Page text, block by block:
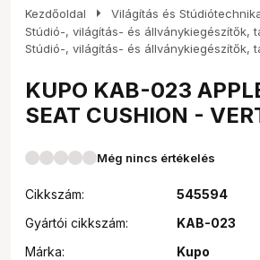
Kezdőoldal arrow_right Világítás és
Stúdió-, világítás- és állványkiegészítők,
Stúdió-, világítás- és állványkiegészítők,
KUPO KAB-023
SEAT CUSHION -
Még nincs értékelés
Cikkszám:
545594
Gyártói cikkszám:
KAB-023
Márka:
Kupo